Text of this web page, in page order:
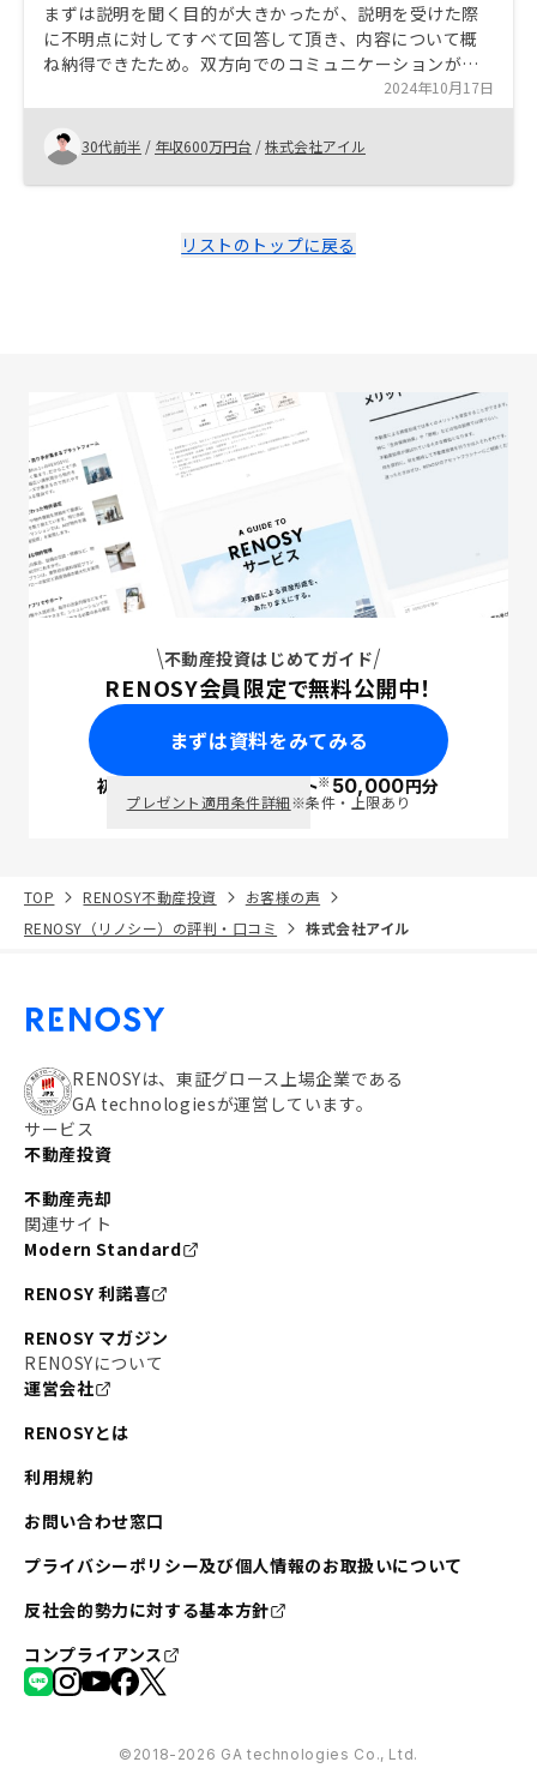
まずは説明を聞く目的が大きかったが、説明を受けた際
に不明点に対してすべて回答して頂き、内容について概
ね納得できたため。双方向でのコミュニケーションが取
れたことが大きかった。また、アプリでの管理面に優れ
ていると感じたことが他社と比較して決め手になった。
2024年10月17日
30代前半 / 年収600万円台 /株式会社アイル
リストのトップに戻る
不動産投資はじめてガイド
RENOSY会員限定で無料公開中！
まずは資料をみてみる
初回面談で ポイント※50,000円分
プレゼント適用条件詳細※条件・上限あり
TOP RENOSY不動産投資
お客様の声
RENOSY（リノシー）の評判・口コミ
株式会社アイル
RENOSYは、東証グロース上場企業である
GA technologiesが運営しています。
サービス
不動産投資
不動産売却
関連サイト
Modern Standard
RENOSY 利諾喜
RENOSY マガジン
RENOSYについて
運営会社
RENOSYとは
利用規約
お問い合わせ窓口
プライバシーポリシー及び個人情報のお取扱いについて
反社会的勢力に対する基本方針
コンプライアンス
©︎2018-2026 GA technologies Co., Ltd.